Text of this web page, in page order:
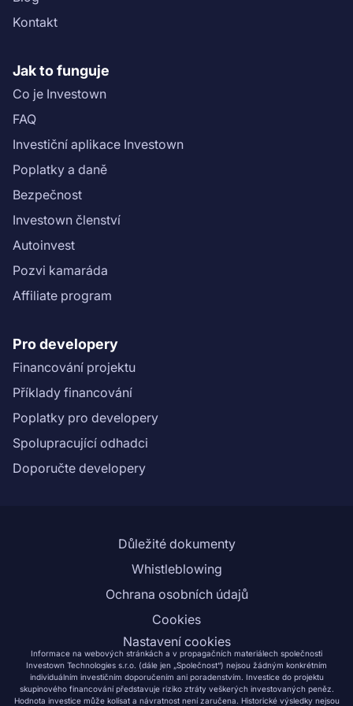
(https://drive.google.com/file/d/1L853uaj7a30L3hZBHp-
m6bCGi0m0l6x_/view?usp=sharing)).\n\nInformace
sheet](https://drive.google.com/file/d/1E4MY5l2-
8_xBQv_oQI3BdncEj0-nsJRL/view?
usp=sharing)).\n","name":"Octárna Kutná Hora 1: 1.
etapa"}}
Kontakt
Jak to funguje
Co je Investown
FAQ
Investiční aplikace Investown
Poplatky a daně
Bezpečnost
Investown členství
Autoinvest
Pozvi kamaráda
Affiliate program
Pro developery
Financování projektu
Příklady financování
Poplatky pro developery
Spolupracující odhadci
Doporučte developery
Důležité dokumenty
Whistleblowing
Ochrana osobních údajů
Cookies
Nastavení cookies
Informace na webových stránkách a v propagačních materiálech společnosti
Investown Technologies s.r.o. (dále jen „Společnost“) nejsou žádným konkrétním
individuálním investičním doporučením ani poradenstvím. Investice do projektu
skupinového financování představuje riziko ztráty veškerých investovaných peněz.
Hodnota investice může kolísat a návratnost není zaručena. Historické výsledky nejsou